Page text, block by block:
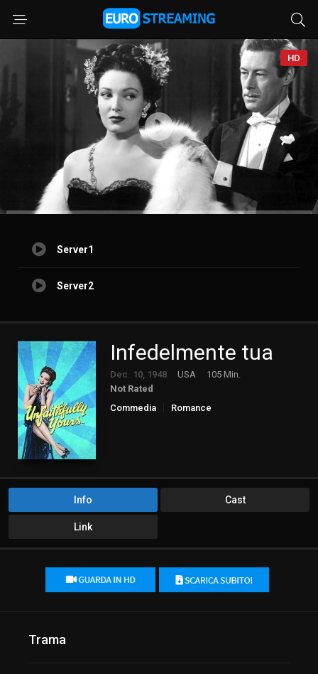
HD
Server1
Server2
Infedelmente tua
Dec. 10, 1948 USA
105 Min.
Not Rated
Commedia
Romance
Info Cast
Link
Trama